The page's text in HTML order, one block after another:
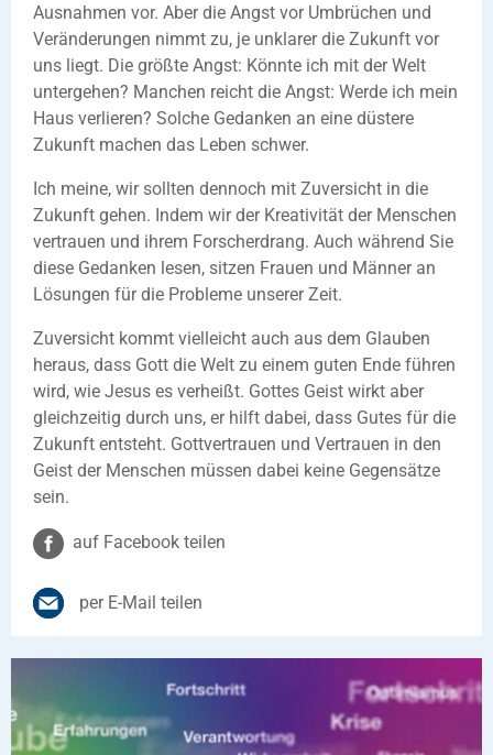
Ausnahmen vor. Aber die Angst vor Umbrüchen und
Veränderungen nimmt zu, je unklarer die Zukunft vor
uns liegt. Die größte Angst: Könnte ich mit der Welt
untergehen? Manchen reicht die Angst: Werde ich mein
Haus verlieren? Solche Gedanken an eine düstere
Zukunft machen das Leben schwer.
Ich meine, wir sollten dennoch mit Zuversicht in die
Zukunft gehen. Indem wir der Kreativität der Menschen
vertrauen und ihrem Forscherdrang. Auch während Sie
diese Gedanken lesen, sitzen Frauen und Männer an
Lösungen für die Probleme unserer Zeit.
Zuversicht kommt vielleicht auch aus dem Glauben
heraus, dass Gott die Welt zu einem guten Ende führen
wird, wie Jesus es verheißt. Gottes Geist wirkt aber
gleichzeitig durch uns, er hilft dabei, dass Gutes für die
Zukunft entsteht. Gottvertrauen und Vertrauen in den
Geist der Menschen müssen dabei keine Gegensätze
sein.
auf Facebook teilen
per E-Mail teilen